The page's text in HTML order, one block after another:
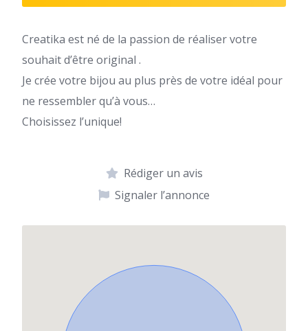
Creatika est né de la passion de réaliser votre
souhait d’être original .
Je crée votre bijou au plus près de votre idéal pour
ne ressembler qu’à vous…
Choisissez l’unique!
Rédiger un avis
Signaler l’annonce